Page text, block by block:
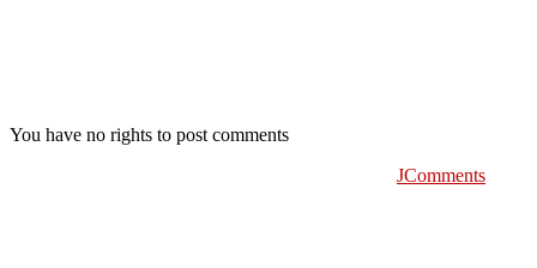
You have no rights to post comments
JComments